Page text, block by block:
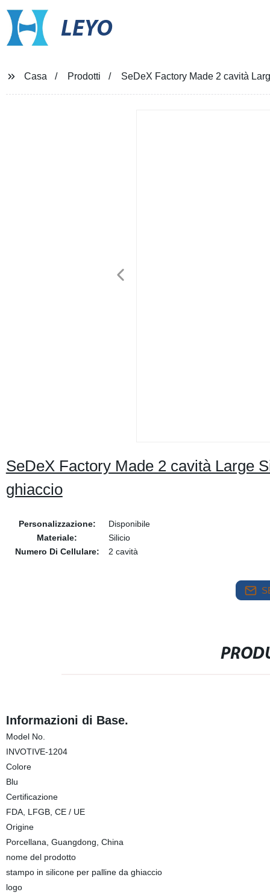
LEYO
Casa Prodotti SeDeX Factory Made 2 cavità
SeDeX Factory Made 2 cavità Large
ghiaccio
Personalizzazione:
Disponibile
Materiale:
Silicio
Numero Di Cellulare:
2 cavità
Informazioni di Base.
Model No.
INVOTIVE-1204
Colore
Blu
Certificazione
FDA, LFGB, CE / UE
Origine
Porcellana, Guangdong, China
nome del prodotto
stampo in silicone per palline da ghiaccio
logo